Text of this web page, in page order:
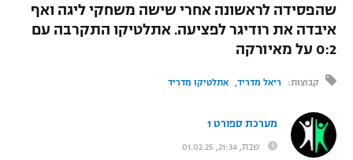
ברחבה
"מחצית בשכונה" – פודקאסט
הפועל באר שבע
ליגה ברזילאית
ליגות נוספות
אגרוף
ספורט אולימפי
UFC
היאבקות WWE
שהפסידה לראשונה אחרי שישה משחקי ליגה ואף
איבדה את רודיגר לפציעה. אתלטיקו התקרבה עם
0:2 על מאיורקה
קבוצות: ריאל מדריד אתלטיקו מדריד
מערכת ספורט 1
שבת, 21:34, 01.02.25